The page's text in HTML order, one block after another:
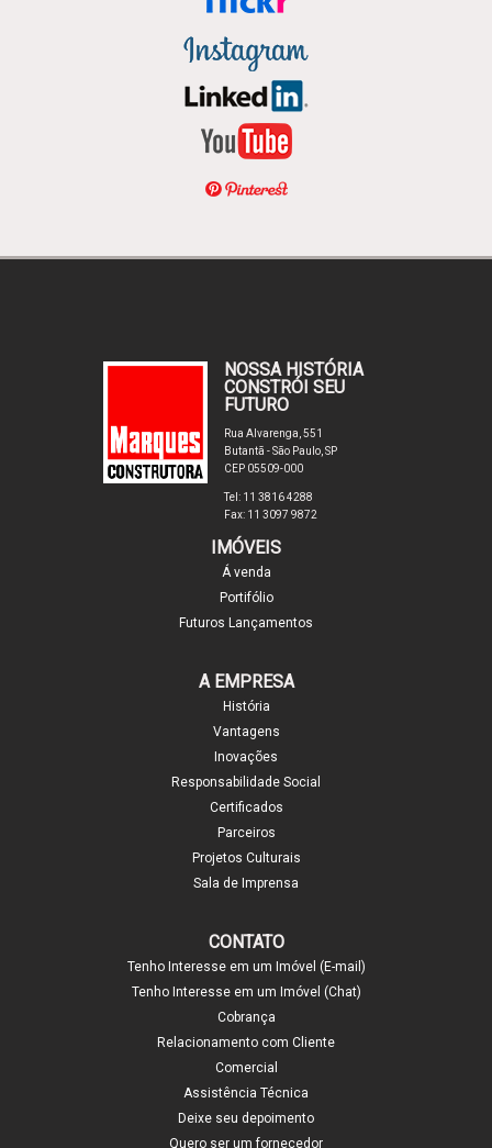
NOSSA HISTÓRIA
CONSTRÓI SEU
FUTURO
Rua Alvarenga, 551
Butantã - São Paulo, SP
CEP 05509-000
Tel: 11 3816 4288
Fax: 11 3097 9872
IMÓVEIS
Á venda
Portifólio
Futuros Lançamentos
A EMPRESA
História
Vantagens
Inovações
Responsabilidade Social
Certificados
Parceiros
Projetos Culturais
Sala de Imprensa
CONTATO
Tenho Interesse em um Imóvel (E-mail)
Tenho Interesse em um Imóvel (Chat)
Cobrança
Relacionamento com Cliente
Comercial
Assistência Técnica
Deixe seu depoimento
Quero ser um fornecedor